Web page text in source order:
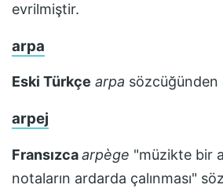
evrilmiştir.
arpa
Eski Türkçe arpa sözcüğünden
arpej
Fransızcaarpège "müzikte bir
notaların ardarda çalınması"